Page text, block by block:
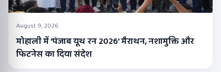
August 9, 2026
मोहाली में ‘पंजाब यूथ रन 2026’ मैराथन, नशामुक्ति और
फिटनेस का दिया संदेश